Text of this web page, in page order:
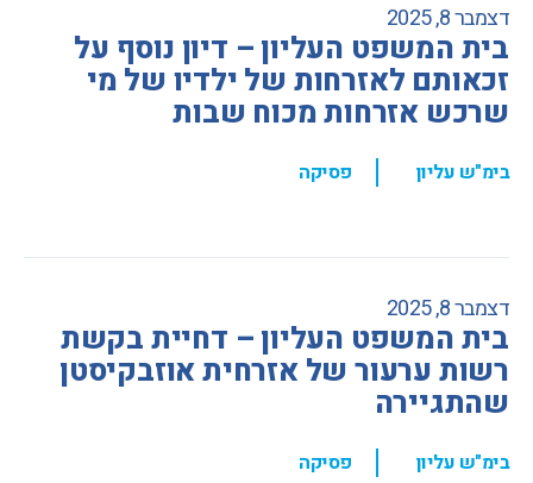
דצמבר 8, 2025
בית המשפט העליון – דיון נוסף על
זכאותם לאזרחות של ילדיו של מי
שרכש אזרחות מכוח שבות
בימ"ש עליון , פסיקה
דצמבר 8, 2025
בית המשפט העליון – דחיית בקשת
רשות ערעור של אזרחית אוזבקיסטן
שהתגיירה
בימ"ש עליון , פסיקה